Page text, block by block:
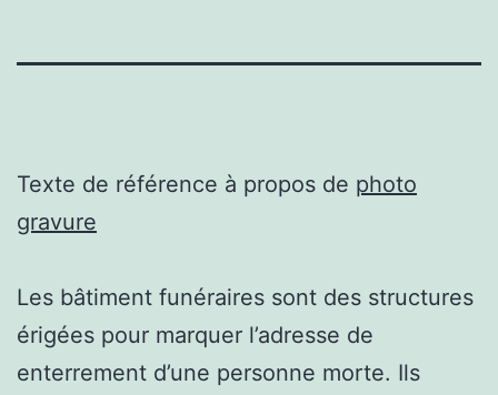
Texte de référence à propos de photo
gravure
Les bâtiment funéraires sont des structures
érigées pour marquer l’adresse de
enterrement d’une personne morte. Ils